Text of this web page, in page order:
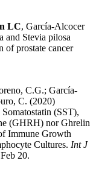
LC, García-Alcocer
and Stevia pilosa
of prostate cancer
C.G.; García-
C. (2020)
(SST),
(GHRH) nor Ghrelin
Immune Growth
Cultures. Int J
20.